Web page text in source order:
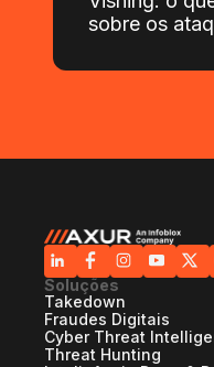
sobre os
Soluções
Takedown
Fraudes Digitais
Cyber Threat
Threat Hunting